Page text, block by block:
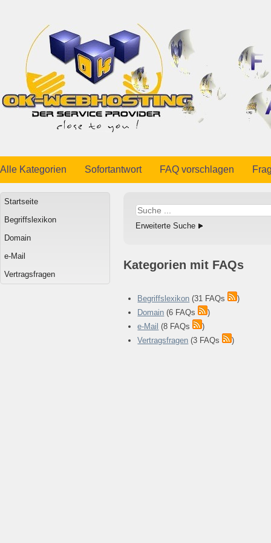
Alle Kategorien Sofortantwort FAQ vorschlagen
Startseite
Begriffslexikon
Domain
e-Mail
Vertragsfragen
Erweiterte Suche
Kategorien mit FAQs
Begriffslexikon (31 FAQs
)
Domain (6 FAQs
)
e-Mail (8 FAQs
)
Vertragsfragen (3 FAQs )